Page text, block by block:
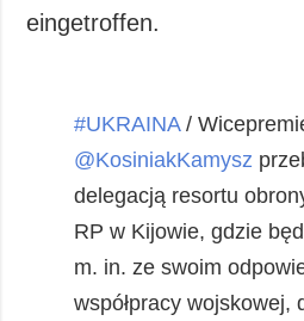
eingetroffen.
#UKRAINA/
@KosiniakKamysz
delegacją resortu
RP w Kijowie, gdzie
m. in. ze swoim
współpracy wojskowej,